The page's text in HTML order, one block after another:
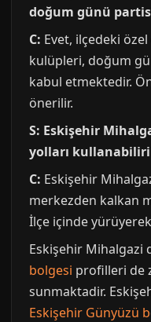
doğum günü
C: Evet, ilçedeki
kulüpleri, doğum
kabul etmektedir.
önerilir.
S: Eskişehir
yolları
C: Eskişehir
merkezden kalkan
İlçe içinde
Eskişehir Mihalgazi
bolgesi profilleri de
sunmaktadir.
Eskişehir Günyüzü